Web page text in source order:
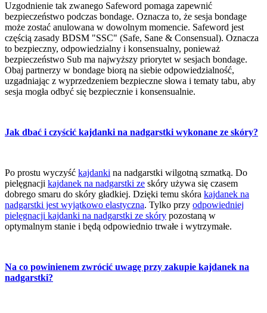
Uzgodnienie tak zwanego Safeword pomaga zapewnić
bezpieczeństwo podczas bondage. Oznacza to, że sesja bondage
może zostać anulowana w dowolnym momencie. Safeword jest
częścią zasady BDSM "SSC" (Safe, Sane & Consensual). Oznacza
to bezpieczny, odpowiedzialny i konsensualny, ponieważ
bezpieczeństwo Sub ma najwyższy priorytet w sesjach bondage.
Obaj partnerzy w bondage biorą na siebie odpowiedzialność,
uzgadniając z wyprzedzeniem bezpieczne słowa i tematy tabu, aby
sesja mogła odbyć się bezpiecznie i konsensualnie.
Jak dbać i czyścić kajdanki na nadgarstki wykonane ze skóry?
Po prostu wyczyść kajdanki na nadgarstki wilgotną szmatką. Do
pielęgnacji kajdanek na nadgarstki ze skóry używa się czasem
dobrego smaru do skóry gładkiej. Dzięki temu skóra kajdanek na
nadgarstki jest wyjątkowo elastyczna. Tylko przy odpowiedniej
pielęgnacji kajdanki na nadgarstki ze skóry pozostaną w
optymalnym stanie i będą odpowiednio trwałe i wytrzymałe.
Na co powinienem zwrócić uwagę przy zakupie kajdanek na
nadgarstki?